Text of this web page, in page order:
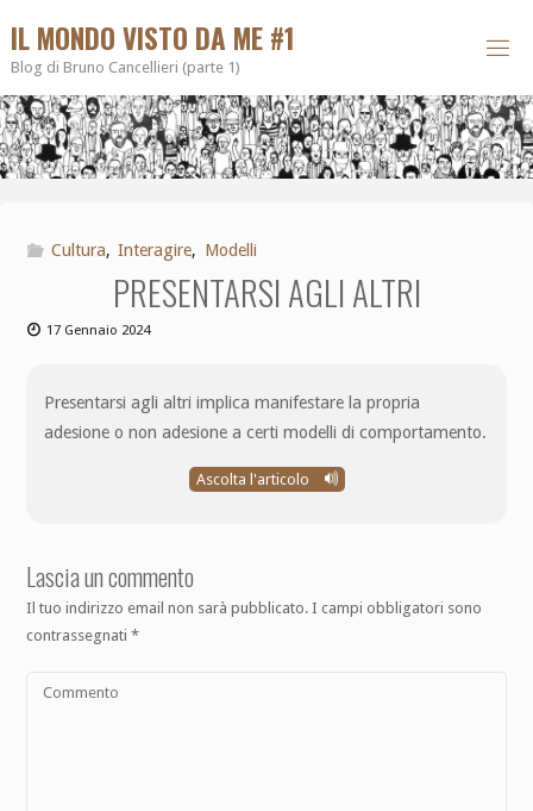
IL MONDO VISTO DA ME #1
Blog di Bruno Cancellieri (parte 1)
Cultura, Interagire, Modelli
PRESENTARSI AGLI ALTRI
17 Gennaio 2024
Presentarsi agli altri implica manifestare la propria
adesione o non adesione a certi modelli di comportamento.
Ascolta l'articolo
Lascia un commento
Il tuo indirizzo email non sarà pubblicato. I campi obbligatori sono
contrassegnati*